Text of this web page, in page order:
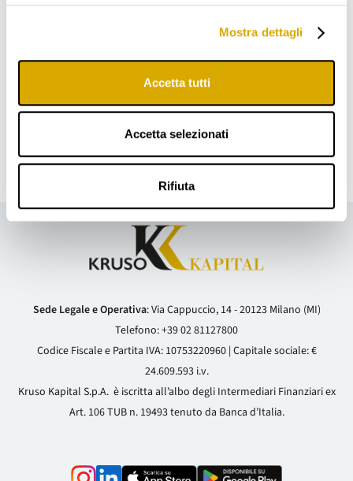
Mostra dettagli
Accetta tutti
Accetta selezionati
Rifiuta
servizio che unisce professionalità, rapidità e
attenzione al cliente, vogliamo diventare un punto di
riferimento sempre più solido per chi cerca soluzioni di
credito semplici e sicure”.
Scarica il Comunicato Stampa
Sede Legale e Operativa: Via Cappuccio, 14 - 20123 Milano (MI)
Telefono:+39 02 81127800
Codice Fiscale e Partita IVA: 10753220960 | Capitale sociale: €
24.609.593 i.v.
Kruso Kapital S.p.A. è iscritta all’albo degli Intermediari Finanziari ex
Art. 106 TUB n. 19493 tenuto da Banca d’Italia.